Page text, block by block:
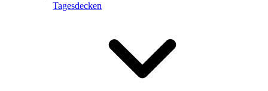
Tagesdecken